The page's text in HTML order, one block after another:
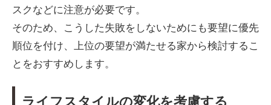
スクなどに注意が必要です。
そのため、こうした失敗をしないためにも要望に優先
順位を付け、上位の要望が満たせる家から検討するこ
とをおすすめします。
ライフスタイルの変化を考慮する